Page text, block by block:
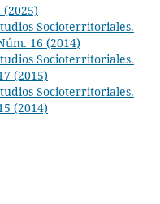
Socioterritoriales.
16 (2014)
Socioterritoriales.
(2015)
Socioterritoriales.
(2014)